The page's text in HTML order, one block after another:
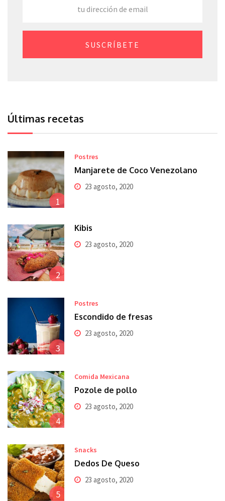
SUSCRÍBETE
Últimas recetas
1
Postres
Manjarete de Coco Venezolano
23 agosto, 2020
2
Kibis
23 agosto, 2020
3
Postres
Escondido de fresas
23 agosto, 2020
4
Comida Mexicana
Pozole de pollo
23 agosto, 2020
5
Snacks
Dedos De Queso
23 agosto, 2020